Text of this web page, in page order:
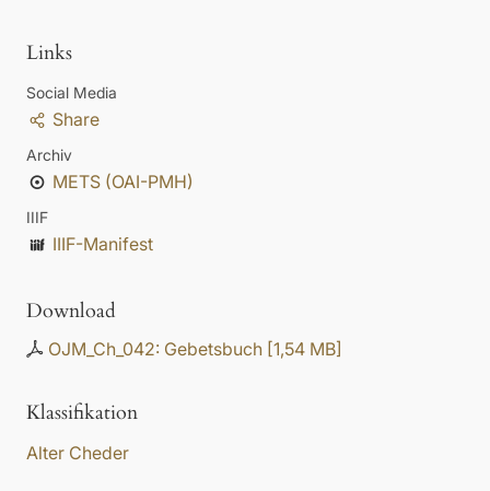
Links
Social Media
Share
Archiv
METS (OAI-PMH)
IIIF
IIIF-Manifest
Download
OJM_Ch_042: Gebetsbuch [1,54 MB]
Klassifikation
Alter Cheder